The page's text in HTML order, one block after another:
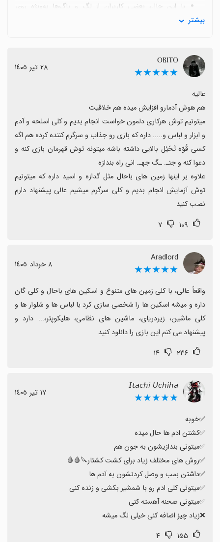
با این حال، بعضی کاربران از لگ و باگ‌ها به‌ویژه روی
دستگاه‌های ضعیف شکایت کرده‌اند و برخی بروزرسانی‌ها را
آنلاین هستند تا بتوانند با دوستان تجربه کنند.
برخی کاربران درباره هزینه‌های مودها و محدودیت‌هایی مثل
مودها به منابع اضافی نیاز است.
در کل، نظر عموم مثبت است و با وجود چالش‌ها سازنده و
جامعه مودها فعال‌اند و تجربه‌ای خلاقانه و سرگرم‌کننده ارائه
می‌دهند که به علاقه‌مندان به sandbox توصیه می‌شود.
بیشتر
ⲞⲂⲒⲦⲞ
★★★★★ ٢٨ تیر ١٤٠٥
نصب کنید
۱۰۹ ۷
Aradlord
★★★★★ ٨ خرداد ١٤٠٥
پیشنهاد می کنم این بازی را دانلود کنید
۲۳۶ ۱۴
𝘐𝘵𝘢𝘤𝘩𝘪 𝘜𝘤𝘩𝘪𝘩𝘢
★★★★★ ١٧ تیر ١٤٠٥
❌زیاد چیز اضافه کنی خیلی لگ میشه
۱۵۵ ۴